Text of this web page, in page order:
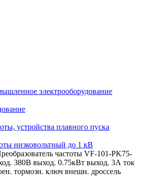
электрооборудование
устройства плавного пуска
низковольтный до 1 кВ
частоты VF-101-PK75-
380В выход. 0.75кВт выход. 3А ток
тормозн. ключ внешн. дроссель